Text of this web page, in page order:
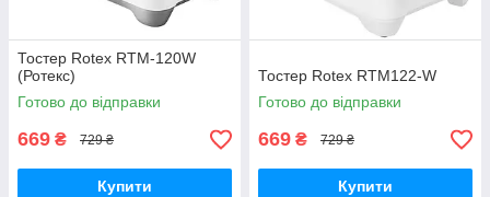
Тостер Rotex RTM-120W
(Ротекс)
Готово до відправки
669 ₴ 729 ₴
Купити
Тостер Rotex RTM122-W
Готово до відправки
669 ₴ 729 ₴
Купити